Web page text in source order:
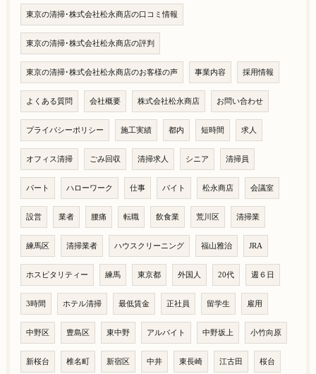
東京の清掃･株式会社松永商店の口コミ情報
東京の清掃･株式会社松永商店の評判
東京の清掃･株式会社松永商店のお客様の声 事業内容 採用情報
よくある質問 会社概要 株式会社松永商店 お問い合わせ
プライバシーポリシー 施工実績 都内 短時間 求人
オフィス清掃 ごみ回収 清掃求人 シニア 清掃員
パート ハローワーク 仕事 バイト 松永商店 会議室
設営 業者 腰痛 転職 飲食業 荒川区 清掃業
練馬区 清掃業者 ハウスクリーニング 福山雅治 JRA
ホスピタリティー 練馬 東京都 外国人 20代 週６日
3時間 ホテル清掃 最低賃金 正社員 留学生 雇用
中野区 豊島区 東中野 アルバイト 中野坂上 小竹向原
新桜台 椎名町 新宿区 中井 東長崎 江古田 桜台